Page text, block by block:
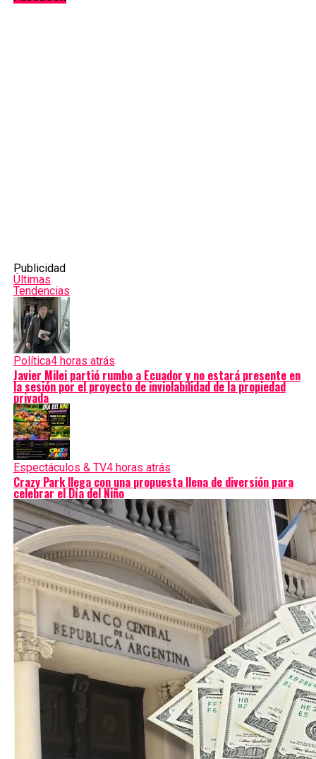
Publicidad
Últimas
Tendencias
Política4 horas atrás
Javier Milei partió rumbo a Ecuador y no estará presente en
la sesión por el proyecto de inviolabilidad de la propiedad
privada
Espectáculos & TV4 horas atrás
Crazy Park llega con una propuesta llena de diversión para
celebrar el Día del Niño